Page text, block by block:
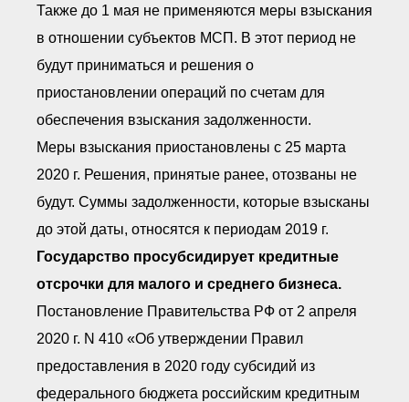
Также до 1 мая не применяются меры взыскания
в отношении субъектов МСП. В этот период не
будут приниматься и решения о
приостановлении операций по счетам для
обеспечения взыскания задолженности.
Меры взыскания приостановлены с 25 марта
2020 г. Решения, принятые ранее, отозваны не
будут. Суммы задолженности, которые взысканы
до этой даты, относятся к периодам 2019 г.
Государство просубсидирует кредитные
отсрочки для малого и среднего бизнеса.
Постановление Правительства РФ от 2 апреля
2020 г. N 410 «Об утверждении Правил
предоставления в 2020 году субсидий из
федерального бюджета российским кредитным